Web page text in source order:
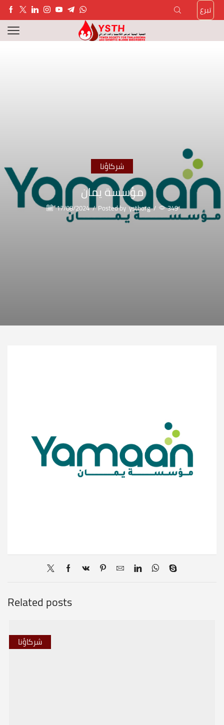
تبرع
شركاؤنا
مؤسسة يمان
17/08/2024 / Posted by ysthorg / 349
Related posts
شركاؤنا